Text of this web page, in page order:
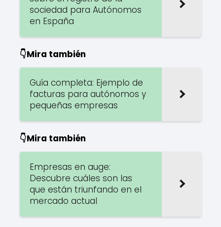
sociedad para Autónomos
en España
👇Mira también
Guía completa: Ejemplo de
facturas para autónomos y
pequeñas empresas
👇Mira también
Empresas en auge:
Descubre cuáles son las
que están triunfando en el
mercado actual